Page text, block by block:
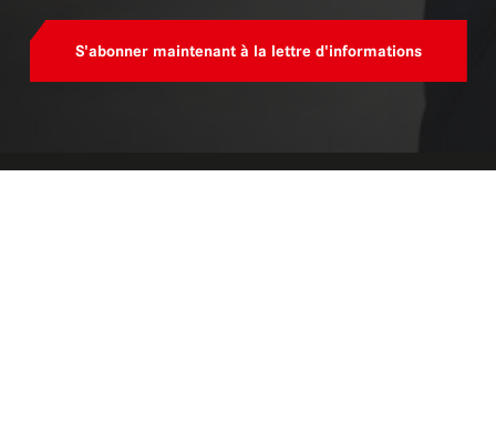
S'abonner maintenant à la lettre d'informations